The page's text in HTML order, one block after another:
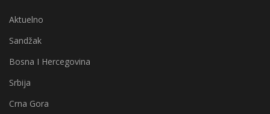
Aktuelno
Sandžak
Bosna I Hercegovina
Srbija
Crna Gora